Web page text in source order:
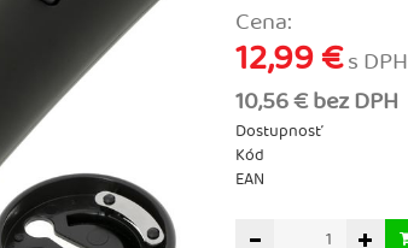
Cena:
12,99 €s DPH
10,56 € bez DPH
Dostupnosť
Kód
EAN